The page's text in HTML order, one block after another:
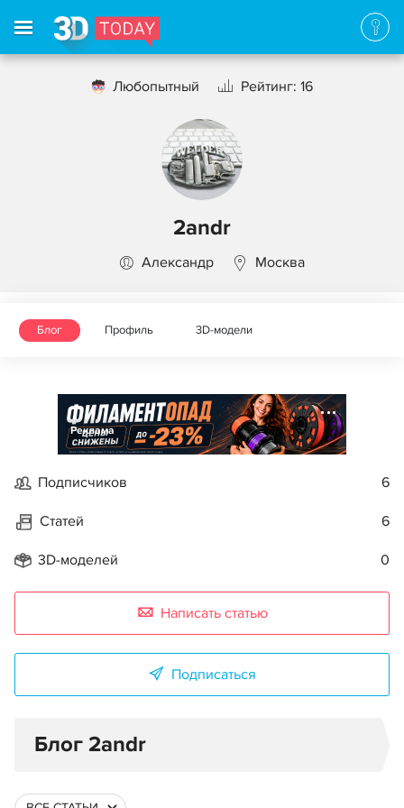
Любопытный Рейтинг: 16
2andr
Александр Москва
Блог Профиль 3D-модели
Реклама
Подписчиков 6
Статей 6
3D-моделей 0
Написать статью
Подписаться
Блог 2andr